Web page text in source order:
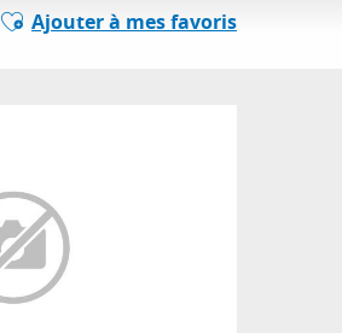
Ajouter aux favoris
Ajouter à mes favoris